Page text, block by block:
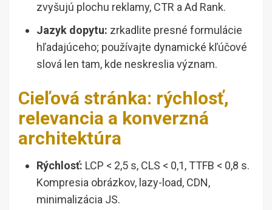
zvyšujú plochu reklamy, CTR a Ad Rank.
Jazyk dopytu: zrkadlite presné formulácie
hľadajúceho; používajte dynamické kľúčové
slová len tam, kde neskreslia význam.
Cieľová stránka: rýchlosť,
relevancia a konverzná
architektúra
Rýchlosť: LCP < 2,5 s, CLS < 0,1, TTFB < 0,8 s.
Kompresia obrázkov, lazy-load, CDN,
minimalizácia JS.